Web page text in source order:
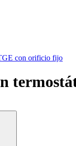
con orificio fijo